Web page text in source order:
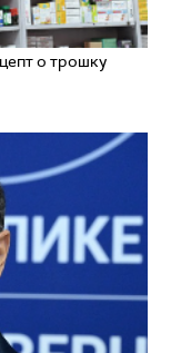
о трошку